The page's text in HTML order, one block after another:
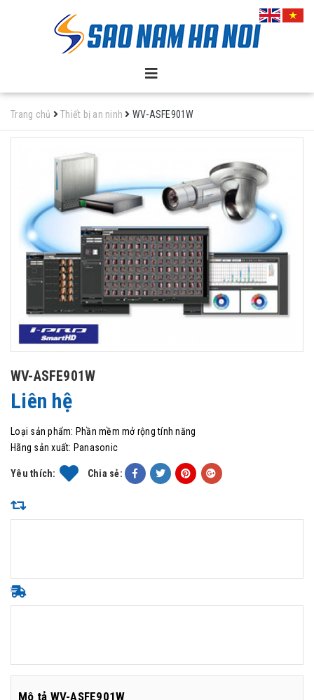
Trang chủ Thiết bị an ninh WV-ASFE901W
WV-ASFE901W
Liên hệ
Loại sản phẩm: Phần mềm mở rộng tính năng
Hãng sản xuất: Panasonic
Yêu thích: Chia sẻ:
Mô tả WV-ASFE901W